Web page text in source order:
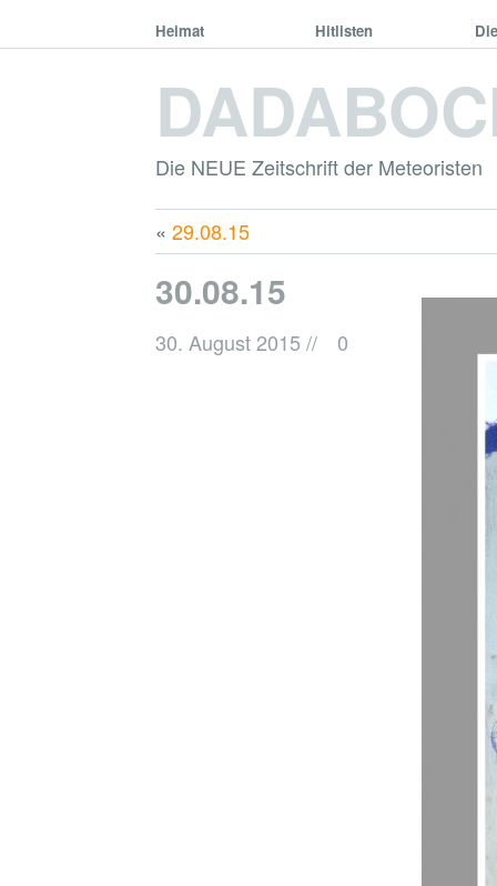
Heimat Hitlisten
Die NEUE Zeitschrift der Meteoristen
« 29.08.15
30.08.15
30. August 2015 // 0